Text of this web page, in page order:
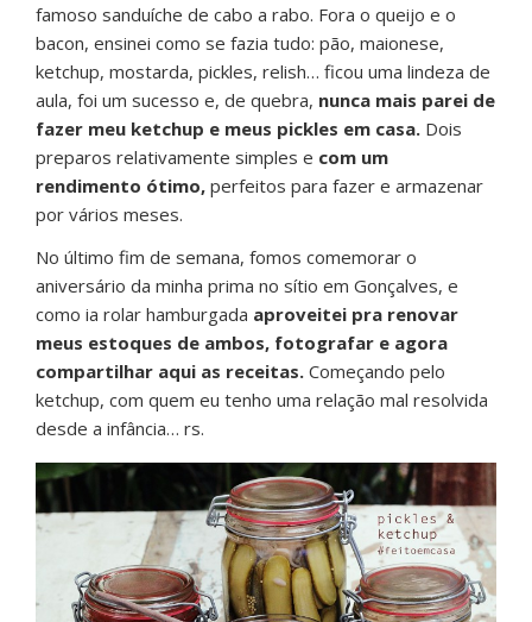
famoso sanduíche de cabo a rabo. Fora o queijo e o
bacon, ensinei como se fazia tudo: pão, maionese,
ketchup, mostarda, pickles, relish… ficou uma lindeza de
aula, foi um sucesso e, de quebra, nunca mais parei de
fazer meu ketchup e meus pickles em casa. Dois
preparos relativamente simples e com um
rendimento ótimo, perfeitos para fazer e armazenar
por vários meses.
No último fim de semana, fomos comemorar o
aniversário da minha prima no sítio em Gonçalves, e
como ia rolar hamburgada aproveitei pra renovar
meus estoques de ambos, fotografar e agora
compartilhar aqui as receitas. Começando pelo
ketchup, com quem eu tenho uma relação mal resolvida
desde a infância… rs.